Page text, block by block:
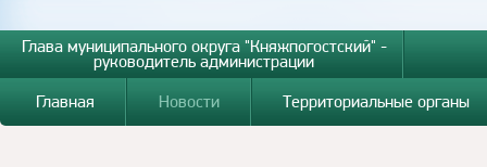
Глава муниципального округа "Княжпогостский" -
руководитель администрации
Главная
Новости Территориальные органы